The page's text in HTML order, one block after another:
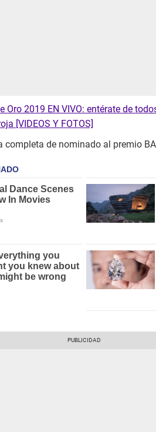
Oro 2019 EN VIVO: entérate de
[VIDEOS Y FOTOS]
de nominado al premio